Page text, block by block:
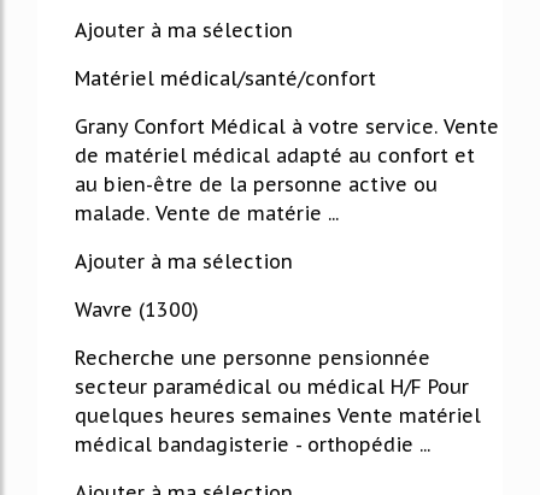
Ajouter à ma sélection
Matériel médical/santé/confort
Grany Confort Médical à votre service. Vente
de matériel médical adapté au confort et
au bien-être de la personne active ou
malade. Vente de matérie ...
Ajouter à ma sélection
Wavre (1300)
Recherche une personne pensionnée
secteur paramédical ou médical H/F Pour
quelques heures semaines Vente matériel
médical bandagisterie - orthopédie ...